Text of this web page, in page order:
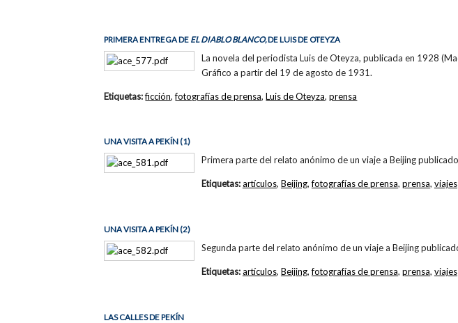
PRIMERA ENTREGA DE EL DIABLO BLANCO,DE LUIS DE OTEYZA
La novela del periodista Luis de Oteyza, publicada en 1928
Gráfico a partir del 19 de agosto de 1931.
Etiquetas:ficción,fotografías de prensa,Luis de Oteyza,prensa
UNA VISITA A PEKÍN (1)
Primera parte del relato anónimo de un viaje a Beijing
Etiquetas:artículos, Beijing,fotografías de prensa, prensa, viajes
UNA VISITA A PEKÍN (2)
Segunda parte del relato anónimo de un viaje a Beijing
Etiquetas:artículos, Beijing,fotografías de prensa, prensa, viajes
LAS CALLES DE PEKÍN